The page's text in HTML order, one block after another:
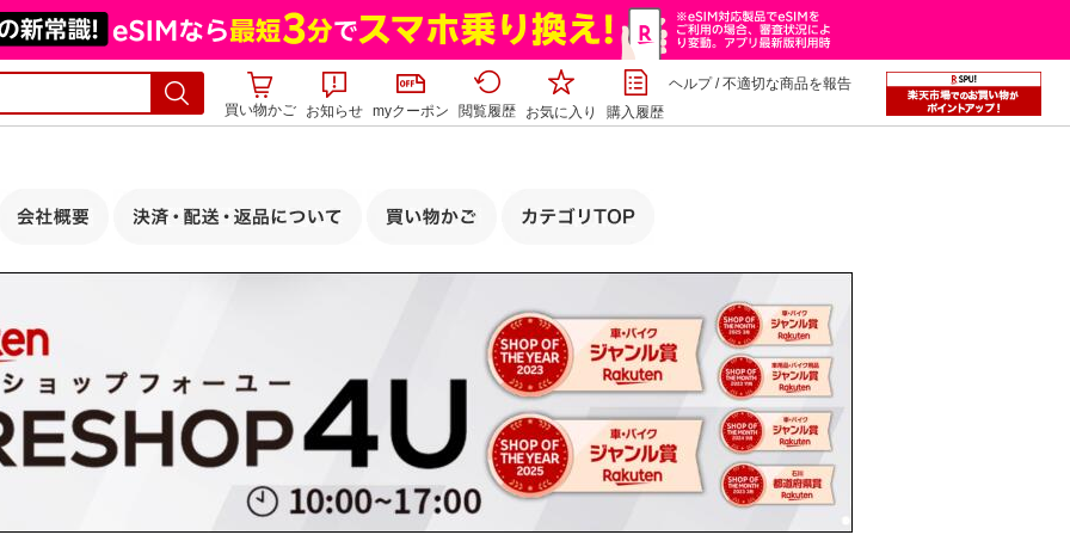
買い物かご お知らせ myクーポン 閲覧履歴 お気に入り 購入履歴
ヘルプ/不適切な商品を報告